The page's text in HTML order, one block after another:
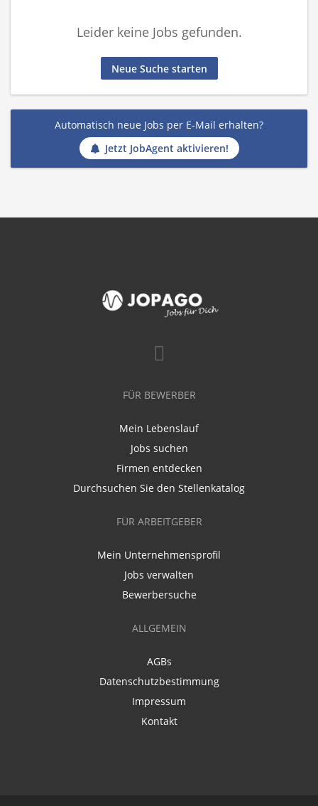
Leider keine Jobs gefunden.
Neue Suche starten
Automatisch neue Jobs per E-Mail erhalten?
Jetzt JobAgent aktivieren!
FÜR BEWERBER
Mein Lebenslauf
Jobs suchen
Firmen entdecken
Durchsuchen Sie den Stellenkatalog
FÜR ARBEITGEBER
Mein Unternehmensprofil
Jobs verwalten
Bewerbersuche
ALLGEMEIN
AGBs
Datenschutzbestimmung
Impressum
Kontakt